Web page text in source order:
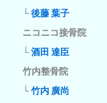
└後藤 葉子
ニコニコ接骨院
└酒田 達臣
竹内整骨院
└竹内 廣尚